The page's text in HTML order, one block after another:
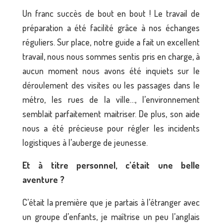
Un franc succès de bout en bout ! Le travail de
préparation a été facilité grâce à nos échanges
réguliers. Sur place, notre guide a fait un excellent
travail, nous nous sommes sentis pris en charge, à
aucun moment nous avons été inquiets sur le
déroulement des visites ou les passages dans le
métro, les rues de la ville…, l’environnement
semblait parfaitement maitriser. De plus, son aide
nous a été précieuse pour régler les incidents
logistiques à l’auberge de jeunesse.
Et à titre personnel, c’était une belle
aventure ?
C’était la première que je partais à l’étranger avec
un groupe d’enfants, je maîtrise un peu l’anglais